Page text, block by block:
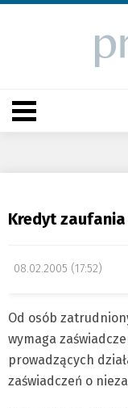
Kredyt zaufania
08.02.2005 (17:52)
Od osób
wymaga
prowadzących
zaświadczeń o